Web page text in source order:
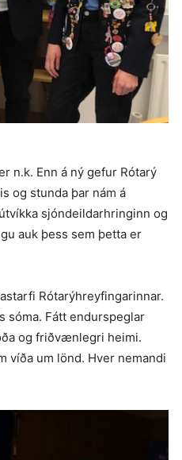
n.k. Enn á ný gefur Rótarý
og stunda þar nám á
sjóndeildarhringinn og
auk þess sem þetta er
Rótarýhreyfingarinnar.
sóma. Fátt endurspeglar
og friðvænlegri heimi.
víða um lönd. Hver nemandi